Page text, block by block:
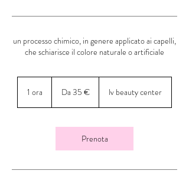
un processo chimico, in genere applicato ai capelli,
che schiarisce il colore naturale o artificiale
1 ora
euroDa 35 € lv beauty center
Prenota